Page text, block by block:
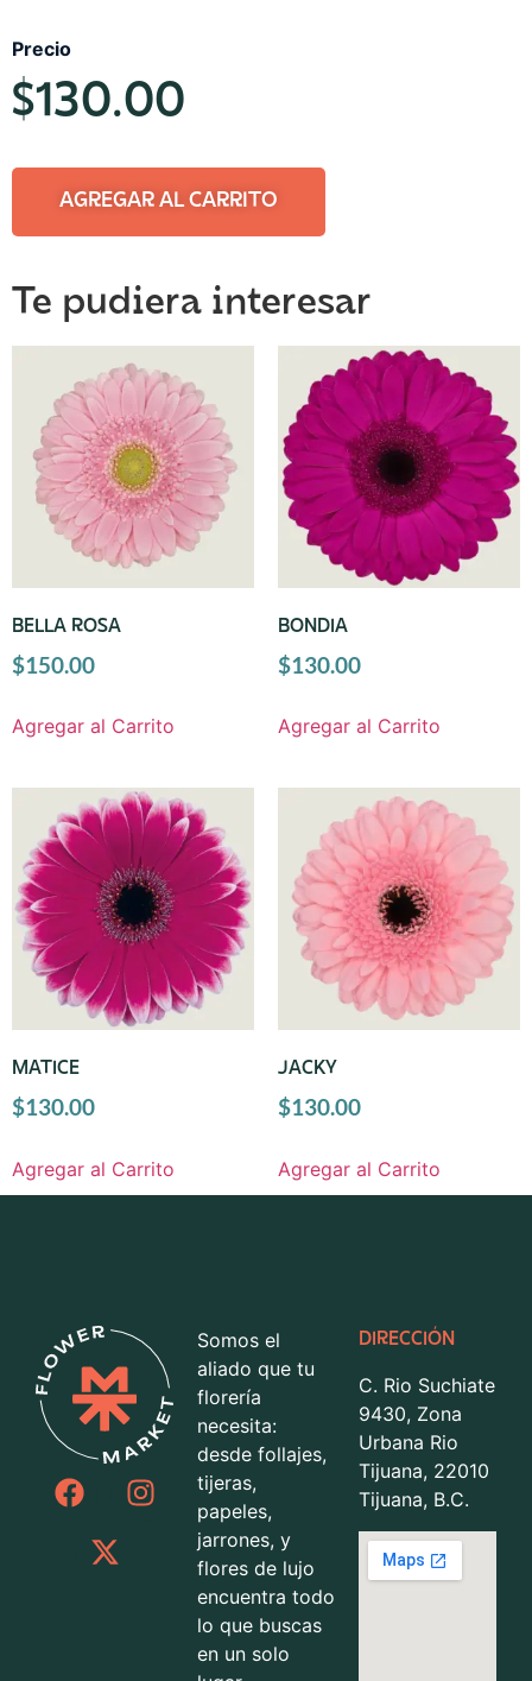
Precio
$130.00
AGREGAR AL CARRITO
Te pudiera interesar
BELLA ROSA
$150.00
Agregar al Carrito
BONDIA
$130.00
Agregar al Carrito
MATICE
$130.00
Agregar al Carrito
JACKY
$130.00
Agregar al Carrito
Somos el
aliado que tu
florería
necesita:
desde follajes,
tijeras,
papeles,
jarrones, y
flores de lujo
encuentra todo
lo que buscas
en un solo
DIRECCIÓN
C. Rio Suchiate
9430, Zona
Urbana Rio
Tijuana, 22010
Tijuana, B.C.